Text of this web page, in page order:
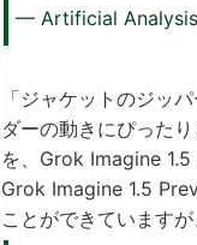
— Artificial
「ジャケットのジッ
ダーの動きにぴった
を、Grok Imagine
Grok Imagine 1.5
ことができています